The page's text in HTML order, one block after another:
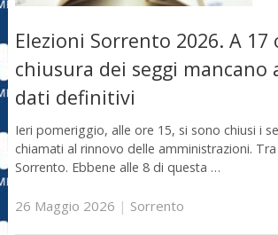
Elezioni Sorrento 2026. A 17
chiusura dei seggi mancano
dati definitivi
Ieri pomeriggio, alle ore 15, si sono chiusi i
chiamati al rinnovo delle amministrazioni.
Sorrento. Ebbene alle 8 di questa …
26 Maggio 2026 | Sorrento